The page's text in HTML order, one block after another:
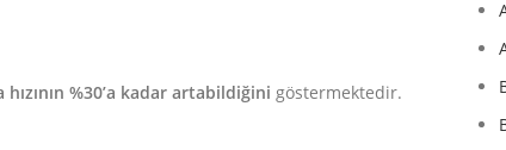
%30’a kadar artabildiğini göstermektedir.